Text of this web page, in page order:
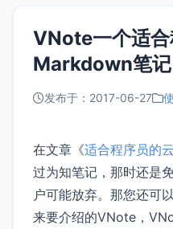
VNote一个适合
Markdown笔记
发布于：2017-06-27
在文章《适合程序员的
过为知笔记，那时还是
户可能放弃。那您还可
来要介绍的VNote，